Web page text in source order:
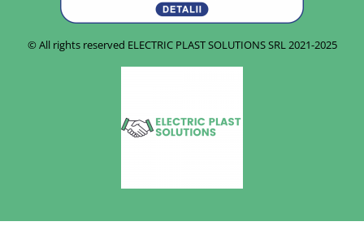
© All rights reserved ELECTRIC PLAST SOLUTIONS SRL2021-2025